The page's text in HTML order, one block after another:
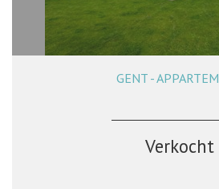
80 m² 2
GENT -
Verkocht